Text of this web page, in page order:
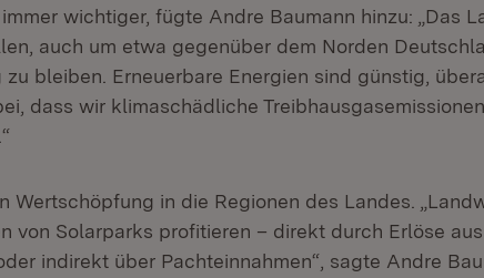
wichtiger, fügte Andre Baumann hinzu: „Das
auch um etwa gegenüber dem Norden
bleiben. Erneuerbare Energien sind günstig,
dass wir klimaschädliche
Wertschöpfung in die Regionen des Landes.
von Solarparks profitieren – direkt durch Erlöse
indirekt über Pachteinnahmen“, sagte Andre